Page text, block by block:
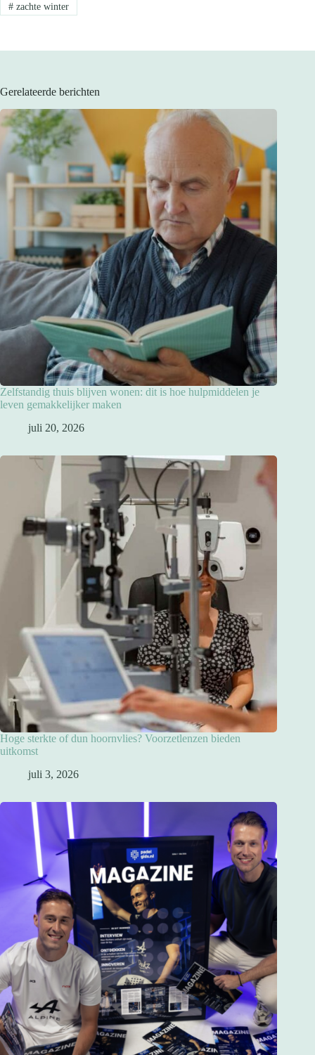
#zachte winter
Gerelateerde berichten
Zelfstandig thuis blijven wonen: dit is hoe hulpmiddelen je
leven gemakkelijker maken
juli 20, 2026
Hoge sterkte of dun hoornvlies? Voorzetlenzen bieden
uitkomst
juli 3, 2026